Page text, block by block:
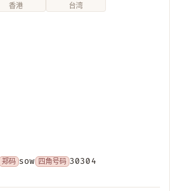
香港 台湾
郑码 sow 四角号码 30304